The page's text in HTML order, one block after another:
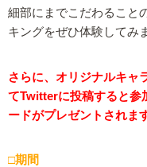
細部にまでこだわること
キングをぜひ体験してみ
さらに、オリジナルキャ
てTwitterに投稿すると参
ードがプレゼントされま
□期間